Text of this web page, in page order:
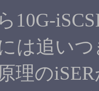
10G-
は追い
理の